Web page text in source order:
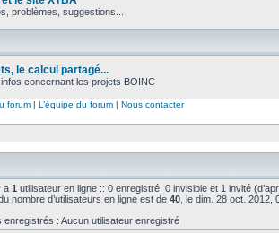
problèmes, suggestions...
le calcul partagé...
concernant les projets BOINC
forum | L’équipe du forum | Nous contacter
a 1 utilisateur en ligne :: 0 enregistré, 0 invisible et 1 invité
nombre d’utilisateurs en ligne est de 40 , le dim. 28 oct. 2012,
enregistrés : Aucun utilisateur enregistré